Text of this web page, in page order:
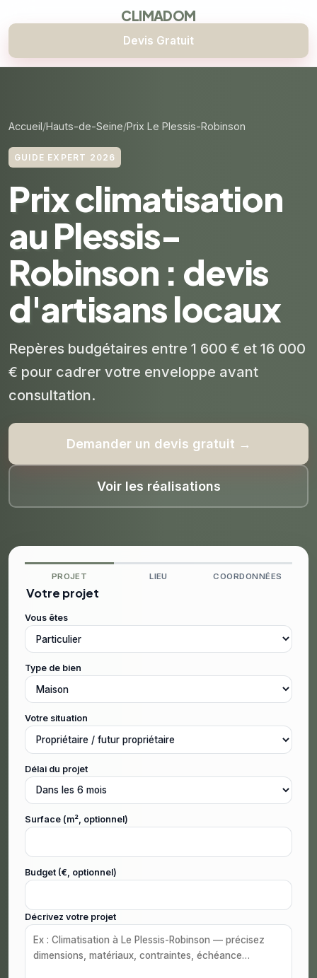
CLIMADOM
Devis Gratuit
Accueil Hauts-de-Seine Prix Le Plessis-Robinson
GUIDE EXPERT 2026
Prix climatisation
au Plessis-
Robinson : devis
d'artisans locaux
Repères budgétaires entre 1 600 € et 16 000
€ pour cadrer votre enveloppe avant
consultation.
Demander un devis gratuit →
Voir les réalisations
PROJET LIEU COORDONNÉES
Votre projet
Vous êtes
Type de bien
Votre situation
Délai du projet
Surface (m², optionnel)
Budget (€, optionnel)
Décrivez votre projet